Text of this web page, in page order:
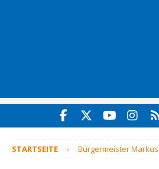
STARTSEITE Bürgermeister